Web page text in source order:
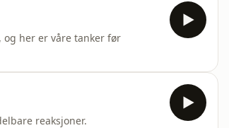
og her er våre tanker før
reaksjoner.